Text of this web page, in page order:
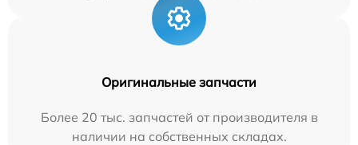
Оригинальные запчасти
Более 20 тыс. запчастей от производителя в
наличии на собственных складах.